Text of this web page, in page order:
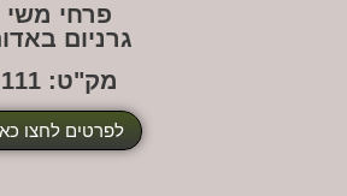
פרחי משי
גרניום באדום
מק"ט: 111
לפרטים לחצו כאן